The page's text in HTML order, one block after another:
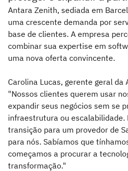
Antara Zenith, sediada em
uma crescente demanda por
base de clientes. A empresa
combinar sua expertise em
uma nova oferta convincente.
Carolina Lucas, gerente geral da
"Nossos clientes querem usar
expandir seus negócios sem se
infraestrutura ou escalabilidade.
transição para um provedor de
para nós. Sabíamos que
começamos a procurar a
transformação."